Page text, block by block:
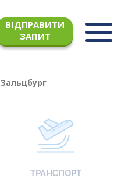
ВІДПРАВИТИ
ЗАПИТ
Зальцбург
ТРАНСПОРТ